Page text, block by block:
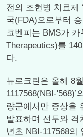
전의 조현병 치료제
국(FDA)으로부터
코벤피는 BMS가
Therapeutics)를
다.
뉴로크린은 올해 8
1117568(NBI-
량군에서만 증상을
발표하며 선두와 격
년초 NBI-117568의